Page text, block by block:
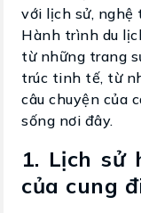
với lịch sử, nghệ
Hành trình du
từ những trang
trúc tinh tế, từ
câu chuyện của
sống nơi đây.
1. Lịch
của cung